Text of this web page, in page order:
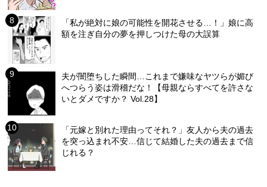
「私が絶対に娘の可能性を開花させる…！」娘に高
額を注ぎ自分の夢を押しつけた母の大誤算
夫が闇堕ちした瞬間…これまで嫌味なヤツらが媚び
へつらう姿は滑稽だな！【母親ならすべてを許さな
いとダメですか？ Vol.28】
「元嫁と別れた理由ってそれ？」友人から夫の過去
を突っ込まれ不安…信じて結婚した夫の過去まで信
じれる？